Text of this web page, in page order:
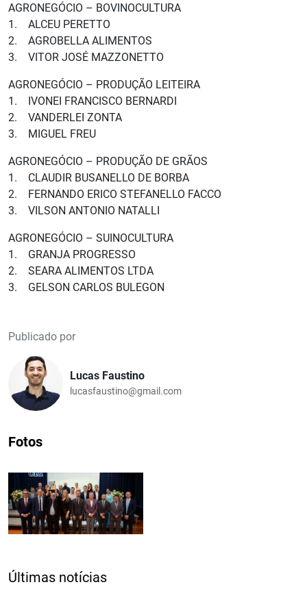
AGRONEGÓCIO – BOVINOCULTURA
1. ALCEU PERETTO
2. AGROBELLA ALIMENTOS
3. VITOR JOSÉ MAZZONETTO
AGRONEGÓCIO – PRODUÇÃO LEITEIRA
1. IVONEI FRANCISCO BERNARDI
2. VANDERLEI ZONTA
3. MIGUEL FREU
AGRONEGÓCIO – PRODUÇÃO DE GRÃOS
1. CLAUDIR BUSANELLO DE BORBA
2. FERNANDO ERICO STEFANELLO FACCO
3. VILSON ANTONIO NATALLI
AGRONEGÓCIO – SUINOCULTURA
1. GRANJA PROGRESSO
2. SEARA ALIMENTOS LTDA
3. GELSON CARLOS BULEGON
Publicado por
Lucas Faustino
lucasfaustino@gmail.com
Fotos
Últimas notícias